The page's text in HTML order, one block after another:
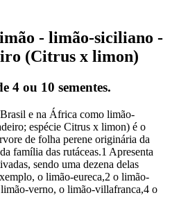
- limão-siciliano -
(Citrus x limon)
4 ou 10 sementes.
e na África como limão-
espécie Citrus x limon) é o
de folha perene originária da
família das rutáceas.1 Apresenta
sendo uma dezena delas
o limão-eureca,2 o limão-
verno, o limão-villafranca,4 o